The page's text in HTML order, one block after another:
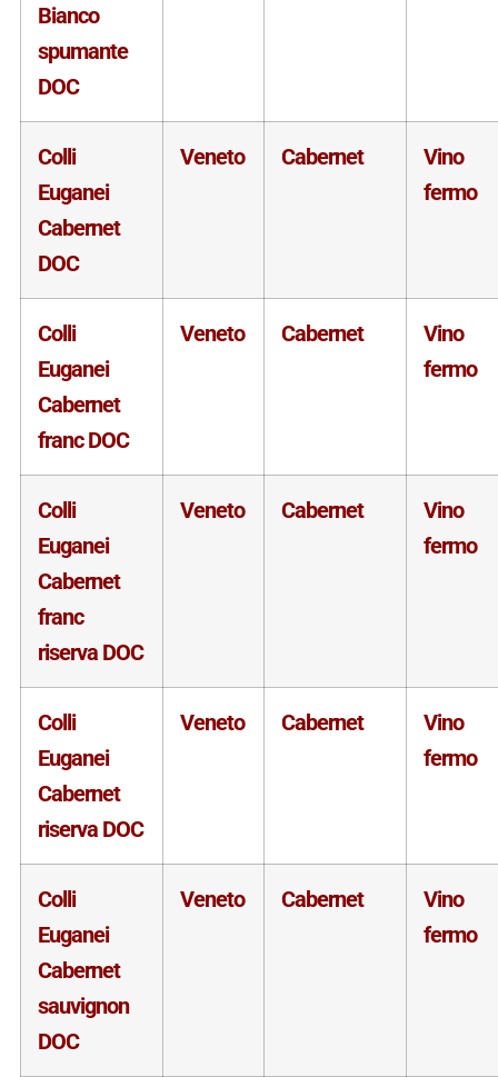
Bianco
spumante
DOC
Colli
Euganei
Cabernet
DOC
Veneto Cabernet
Vino
fermo
Colli
Euganei
Cabernet
franc DOC
Veneto Cabernet
Vino
fermo
Colli
Euganei
Cabernet
franc
riserva DOC
Veneto Cabernet
Vino
fermo
Colli
Euganei
Cabernet
riserva DOC
Veneto Cabernet
Vino
fermo
Colli
Euganei
Cabernet
sauvignon
DOC
Veneto Cabernet
Vino
fermo